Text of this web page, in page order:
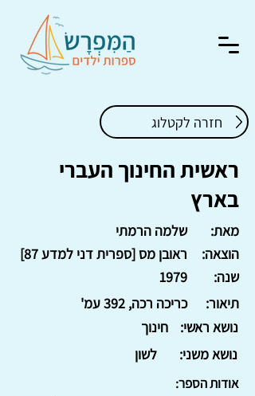
חזרה לקטלוג
ראשית החינוך העברי
בארץ
שלמה הרמתי
מאת:
ראובן מס [ספרית דני למדע 87]
הוצאה:
1979
שנה:
כריכה רכה, 392 עמ'
תיאור:
חינוך
נושא ראשי:
לשון
נושא משני:
אודות הספר: